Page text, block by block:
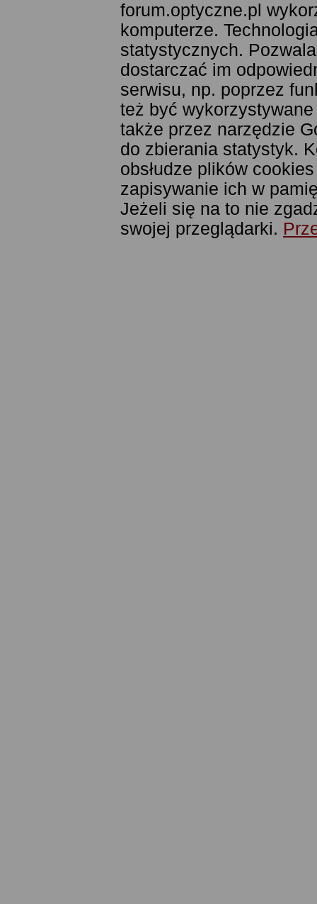
forum.optyczne.pl
komputerze.
statystycznych.
dostarczać im
serwisu, np. poprzez
też być
także przez narzędzie
do zbierania statystyk.
obsłudze plików
zapisywanie ich w
Jeżeli się na to nie
swojej przeglądarki.